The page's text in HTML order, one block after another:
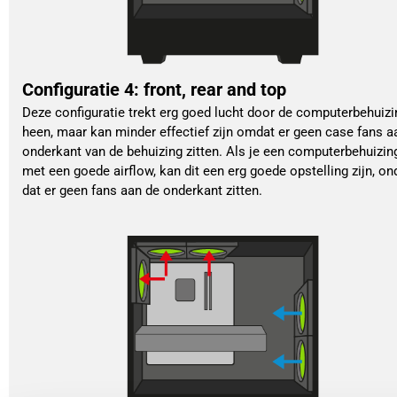
Configuratie 4: front, rear and top
Deze configuratie trekt erg goed lucht door de
heen, maar kan minder effectief zijn omdat er geen case fans
onderkant van de behuizing zitten. Als je een
met een goede airflow, kan dit een erg goede opstelling zijn,
dat er geen fans aan de onderkant zitten.